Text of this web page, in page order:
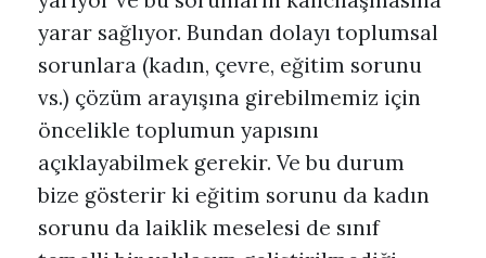
yarar sağlıyor. Bundan dolayı toplumsal
sorunlara (kadın, çevre, eğitim sorunu
vs.) çözüm arayışına girebilmemiz için
öncelikle toplumun yapısını
açıklayabilmek gerekir. Ve bu durum
bize gösterir ki eğitim sorunu da kadın
sorunu da laiklik meselesi de sınıf